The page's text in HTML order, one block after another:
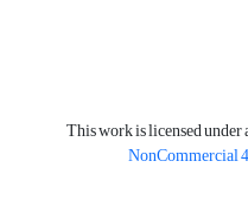
This work is licensed under
NonCommercial